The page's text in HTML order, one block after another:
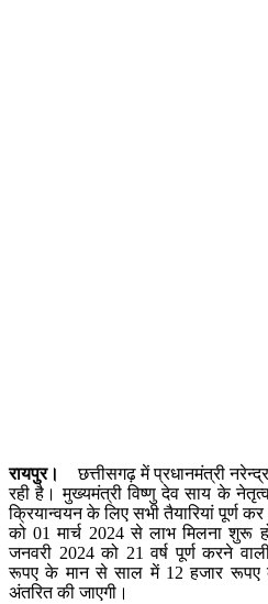
रायपुर।
छत्तीसगढ़ में प्रधानमंत्री
रही है। मुख्यमंत्री विष्णु देव साय के
क्रियान्वयन के लिए सभी तैयारियां पूर्ण
को 01 मार्च 2024 से लाभ मिलना शुरू
जनवरी 2024 को 21 वर्ष पूर्ण करने
रूपए के मान से साल में 12 हजार रूपए
अंतरित की जाएगी।